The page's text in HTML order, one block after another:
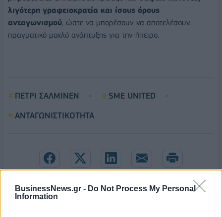
BusinessNews.gr - Do Not Process My Personal
Information
λιγότερη γραφειοκρατία και ίσους όρους
ανταγωνισμού, ώστε να μπορέσουν να αποτελέσουν
πραγματικό μοχλό ανάπτυξης για την ήπειρο.
ΠΕΤΡΙ ΣΑΛΜΙΝΕΝ
SME UNITED
ΑΝΤΑΓΩΝΙΣΤΙΚΟΤΗΤΑ